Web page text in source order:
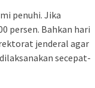
penuhi. Jika
persen. Bahkan hari
jenderal agar
secepat-